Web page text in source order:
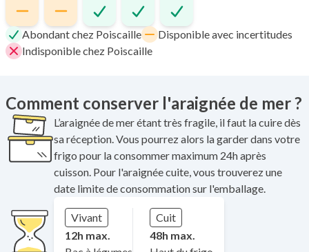
Abondant chez Poiscaille
Disponible avec incertitudes
Indisponible chez Poiscaille
Comment conserver l'araignée de mer ?
L’araignée de mer étant très fragile, il faut la cuire dès
sa réception. Vous pourrez alors la garder dans votre
frigo pour la consommer maximum 24h après
cuisson. Pour l'araignée cuite, vous trouverez une
date limite de consommation sur l'emballage.
Vivant
12h max.
Cuit
48h max.